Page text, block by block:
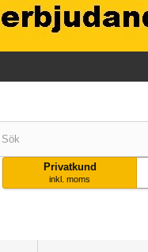
Privatkund
inkl. moms